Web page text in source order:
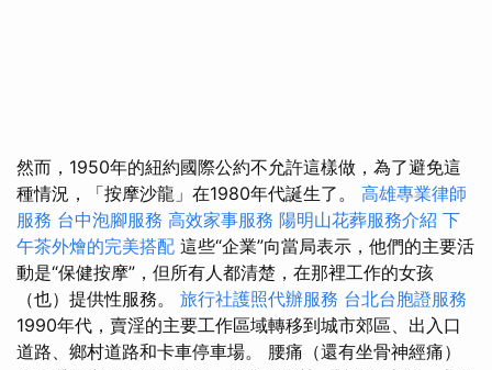
然而，1950年的紐約國際公約不允許這樣做，為了避免這
種情況，「按摩沙龍」在1980年代誕生了。 高雄專業律師
服務 台中泡腳服務 高效家事服務 陽明山花葬服務介紹 下
午茶外燴的完美搭配 這些“企業”向當局表示，他們的主要活
動是“保健按摩”，但所有人都清楚，在那裡工作的女孩
（也）提供性服務。 旅行社護照代辦服務 台北台胞證服務
1990年代，賣淫的主要工作區域轉移到城市郊區、出入口
道路、鄉村道路和卡車停車場。 腰痛（還有坐骨神經痛）